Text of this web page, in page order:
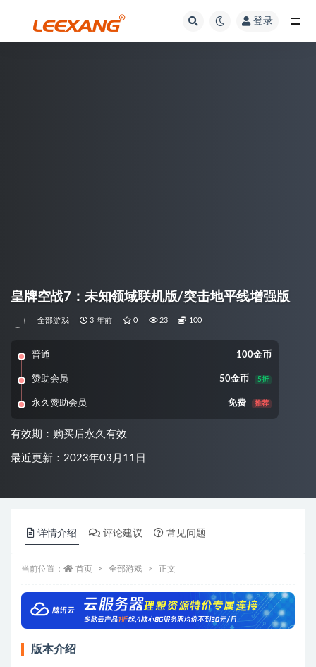
登录
皇牌空战7：未知领域联机版/突击地平线增强版
全部游戏 3 年前 0 23 100
普通 100金币
赞助会员 50金币 5折
永久赞助会员 免费 推荐
有效期：购买后永久有效
最近更新：2023年03月11日
详情介绍 评论建议 常见问题
当前位置： 首页 全部游戏 正文
版本介绍